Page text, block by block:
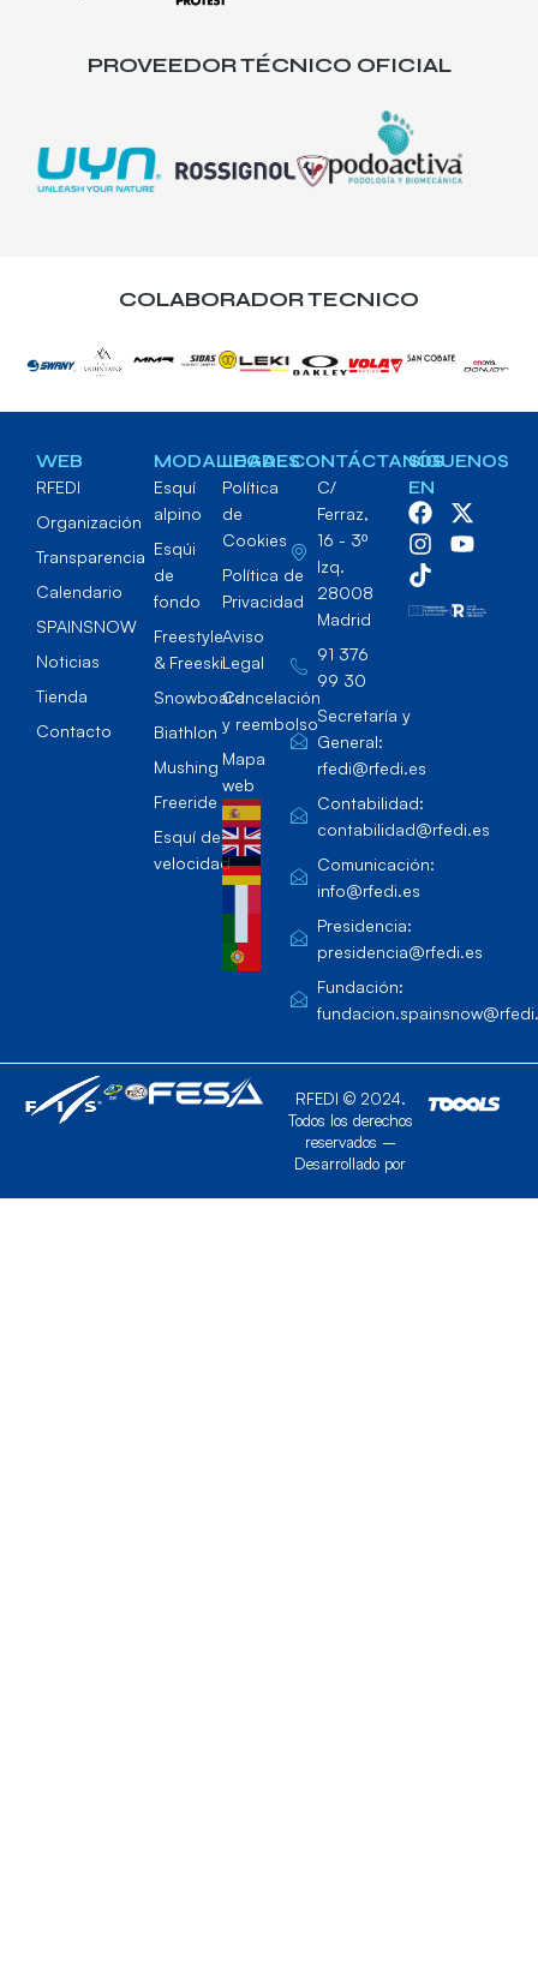
PROVEEDOR TÉCNICO OFICIAL
COLABORADOR TECNICO
WEB
RFEDI
Organización
Transparencia
Calendario
SPAINSNOW
Noticias
Tienda
Contacto
MODALIDADES
Esquí
alpino
Esqúi
de
fondo
Freestyle
& Freeski
Snowboard
Biathlon
Mushing
Freeride
Esquí de
velocidad
LEGAL
Política
de
Cookies
Política de
Privacidad
Aviso
Legal
Cancelación
y reembolso
Mapa
web
CONTÁCTANOS
C/
Ferraz,
16 - 3º
Izq.
28008
Madrid
91 376
99 30
Secretaría y
General:
rfedi@rfedi.es
Contabilidad:
contabilidad@rfedi.es
Comunicación:
info@rfedi.es
Presidencia:
presidencia@rfedi.es
Fundación:
SÍGUENOS
EN
RFEDI © 2024.
Todos los derechos
reservados –
Desarrollado por